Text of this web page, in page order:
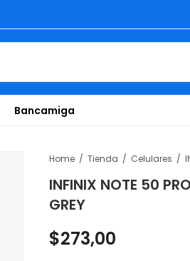
Bancamiga
Home Tienda Celulares
INFINIX NOTE 50
GREY
$273,00